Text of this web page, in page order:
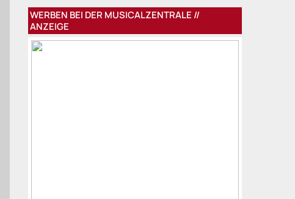
WERBEN BEI DER MUSICALZENTRALE //
ANZEIGE